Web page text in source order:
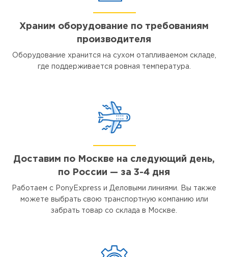
Храним оборудование по требованиям
производителя
Оборудование хранится на сухом отапливаемом складе,
где поддерживается ровная температура.
Доставим по Москве на следующий день,
по России — за 3-4 дня
Работаем с PonyExpress и Деловыми линиями. Вы также
можете выбрать свою транспортную компанию или
забрать товар со склада в Москве.